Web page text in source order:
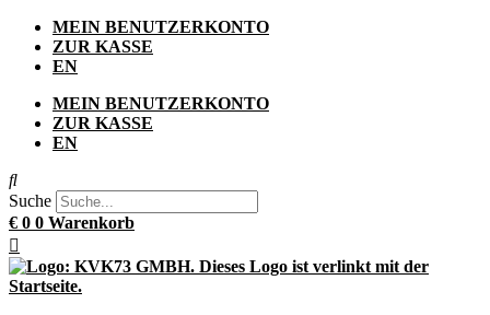
Zum
Inhalt
springen
MEIN BENUTZERKONTO
ZUR KASSE
EN
MEIN BENUTZERKONTO
ZUR KASSE
EN
Suche
€ 0 0 Warenkorb